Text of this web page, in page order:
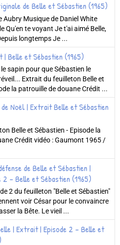
de Belle et Sébastien (1965)
Aubry Musique de Daniel White
Qu'en te voyant Je t'ai aimé Belle,
longtemps Je ...
| Belle et Sébastien (1965)
sapin pour que Sébastien le
Extrait du feuilleton Belle et
la patrouille de douane Crédit ...
Noël | Extrait Belle et Sébastien
Belle et Sébastien - Episode la
Crédit vidéo : Gaumont 1965 /
de Belle et Sébastien |
- Belle et Sébastien (1965)
2 du feuilleton "Belle et Sébastien"
voir César pour le convaincre
la Bête. Le vieil ...
| Extrait | Episode 2 - Belle et